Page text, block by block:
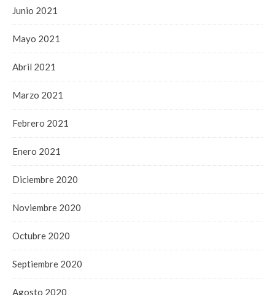
Junio 2021
Mayo 2021
Abril 2021
Marzo 2021
Febrero 2021
Enero 2021
Diciembre 2020
Noviembre 2020
Octubre 2020
Septiembre 2020
Agosto 2020